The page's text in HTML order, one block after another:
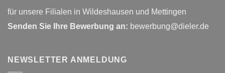
für unsere Filialen in Wildeshausen und Mettingen
Senden Sie Ihre Bewerbung an: bewerbung@dieler.de
NEWSLETTER ANMELDUNG